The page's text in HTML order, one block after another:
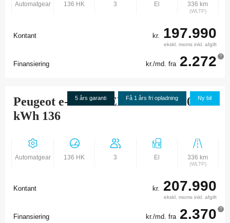
Automatgear 136 HK 3 El 336 km
(WLTP)
Kontant kr. 197.990
ekskl. moms inkl. afgift
Finansiering kr./md. fra 2.272 ?
5 års garanti Få 1 års fri opladning Ny bil
Peugeot e-PARTNER L1 PLUS 50
kWh 136
Automatgear 136 HK 3 El 336 km
(WLTP)
Kontant kr. 207.990
ekskl. moms inkl. afgift
Finansiering kr./md. fra 2.370 ?